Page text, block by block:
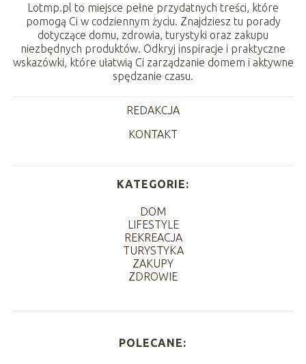
Lotmp.pl to miejsce pełne przydatnych treści, które
pomogą Ci w codziennym życiu. Znajdziesz tu porady
dotyczące domu, zdrowia, turystyki oraz zakupu
niezbędnych produktów. Odkryj inspiracje i praktyczne
wskazówki, które ułatwią Ci zarządzanie domem i aktywne
spędzanie czasu.
REDAKCJA
KONTAKT
KATEGORIE:
DOM
LIFESTYLE
REKREACJA
TURYSTYKA
ZAKUPY
ZDROWIE
POLECANE: